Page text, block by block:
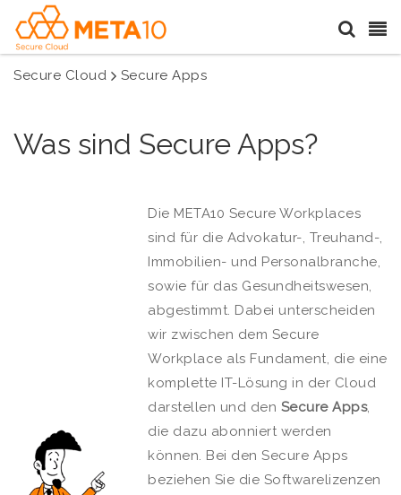
Secure Cloud Secure Apps
Was sind Secure Apps?
Die META10 Secure Workplaces
sind für die Advokatur-, Treuhand-,
Immobilien- und Personalbranche,
sowie für das Gesundheitswesen,
abgestimmt. Dabei unterscheiden
wir zwischen dem Secure
Workplace als Fundament, die eine
komplette IT-Lösung in der Cloud
darstellen und den Secure Apps,
die dazu abonniert werden
können. Bei den Secure Apps
beziehen Sie die Softwarelizenzen